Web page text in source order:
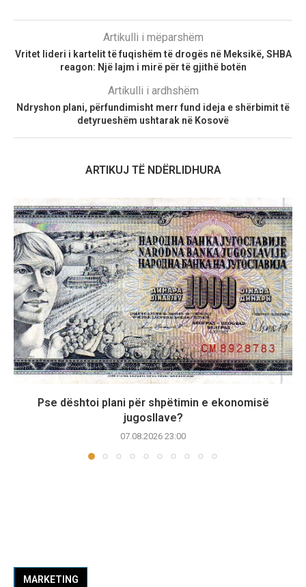
Artikulli i mëparshëm
Vritet lideri i kartelit të fuqishëm të drogës në Meksikë, SHBA
reagon: Një lajm i mirë për të gjithë botën
Artikulli i ardhshëm
Ndryshon plani, përfundimisht merr fund ideja e shërbimit të
detyrueshëm ushtarak në Kosovë
ARTIKUJ TË NDËRLIDHURA
Pse dështoi plani për shpëtimin e ekonomisë
jugosllave?
07.08.2026 23:00
MARKETING